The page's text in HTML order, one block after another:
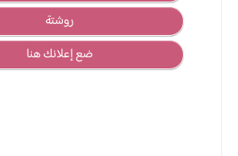
روشتة
ضع إعلانك هنا